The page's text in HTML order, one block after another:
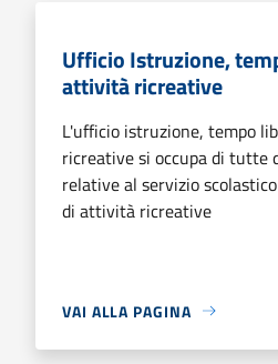
Ufficio Istruzione,
attività ricreative
L'ufficio istruzione, tempo
ricreative si occupa di tutte
relative al servizio
di attività ricreative
VAI ALLA PAGINA